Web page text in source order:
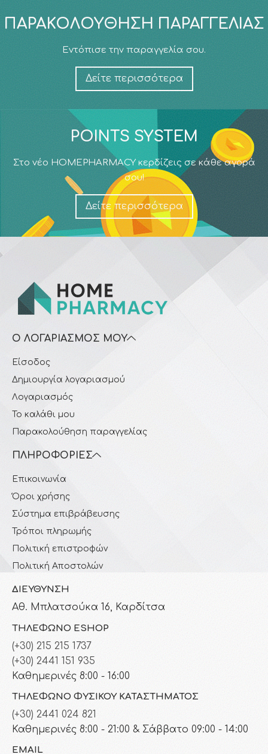
ΠΑΡΑΚΟΛΟΎΘΗΣΗ ΠΑΡΑΓΓΕΛΊΑΣ
Εντόπισε την παραγγελία σου.
Δείτε περισσότερα
POINTS SYSTEM
Στο νέο HOMEPHARMACY κερδίζεις σε κάθε αγορά
σου!
Δείτε περισσότερα
Ο ΛΟΓΑΡΙΑΣΜΌΣ ΜΟΥ
Είσοδος
Δημιουργία λογαριασμού
Λογαριασμός
Το καλάθι μου
Παρακολούθηση παραγγελίας
ΠΛΗΡΟΦΟΡΊΕΣ
Επικοινωνία
Όροι χρήσης
Σύστημα επιβράβευσης
Τρόποι πληρωμής
Πολιτική επιστροφών
Πολιτική Αποστολών
ΔΙΕΎΘΥΝΣΗ
Αθ. Μπλατσούκα 16, Καρδίτσα
ΤΗΛΈΦΩΝΟ ESHOP
(+30) 215 215 1737
(+30) 2441 151 935
Καθημερινές 8:00 - 16:00
ΤΗΛΈΦΩΝΟ ΦΥΣΙΚΟΎ ΚΑΤΑΣΤΉΜΑΤΟΣ
(+30) 2441 024 821
Καθημερινές 8:00 - 21:00 & Σάββατο 09:00 - 14:00
EMAIL